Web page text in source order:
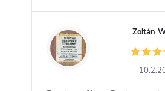
ZW
Zoltán